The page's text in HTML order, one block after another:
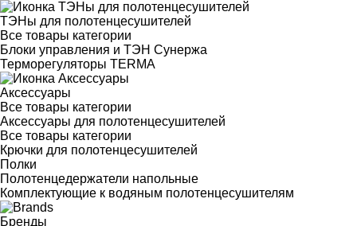
ТЭНы для полотенцесушителей
Все товары категории
Блоки управления и ТЭН Сунержа
Терморегуляторы TERMA
Аксессуары
Все товары категории
Аксессуары для полотенцесушителей
Все товары категории
Крючки для полотенцесушителей
Полки
Полотенцедержатели напольные
Комплектующие к водяным полотенцесушителям
Бренды